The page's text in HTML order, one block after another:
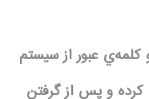
كلمه‌ي عبور از سيستم
كرده و پس از گرفتن